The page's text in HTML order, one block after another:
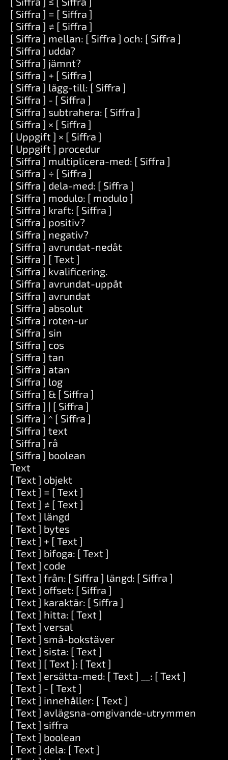
[ Siffra ] = [ Siffra ]
[ Siffra ] ≠ [ Siffra ]
[ Siffra ] mellan: [ Siffra ] och: [ Siffra ]
[ Siffra ] udda?
[ Siffra ] jämnt?
[ Siffra ] + [ Siffra ]
[ Siffra ] lägg-till: [ Siffra ]
[ Siffra ] - [ Siffra ]
[ Siffra ] subtrahera: [ Siffra ]
[ Siffra ] × [ Siffra ]
[ Uppgift ] × [ Siffra ]
[ Uppgift ] procedur
[ Siffra ] multiplicera-med: [ Siffra ]
[ Siffra ] ÷ [ Siffra ]
[ Siffra ] dela-med: [ Siffra ]
[ Siffra ] modulo: [ modulo ]
[ Siffra ] kraft: [ Siffra ]
[ Siffra ] positiv?
[ Siffra ] negativ?
[ Siffra ] avrundat-nedåt
[ Siffra ] [ Text ]
[ Siffra ] kvalificering.
[ Siffra ] avrundat-uppåt
[ Siffra ] avrundat
[ Siffra ] absolut
[ Siffra ] roten-ur
[ Siffra ] sin
[ Siffra ] cos
[ Siffra ] tan
[ Siffra ] atan
[ Siffra ] log
[ Siffra ] & [ Siffra ]
[ Siffra ] | [ Siffra ]
[ Siffra ] ^ [ Siffra ]
[ Siffra ] text
[ Siffra ] rå
[ Siffra ] boolean
Text
[ Text ] objekt
[ Text ] = [ Text ]
[ Text ] ≠ [ Text ]
[ Text ] längd
[ Text ] bytes
[ Text ] + [ Text ]
[ Text ] bifoga: [ Text ]
[ Text ] code
[ Text ] från: [ Siffra ] längd: [ Siffra ]
[ Text ] offset: [ Siffra ]
[ Text ] karaktär: [ Siffra ]
[ Text ] hitta: [ Text ]
[ Text ] versal
[ Text ] små-bokstäver
[ Text ] sista: [ Text ]
[ Text ] [ Text ]: [ Text ]
[ Text ] ersätta-med: [ Text ] __: [ Text ]
[ Text ] - [ Text ]
[ Text ] innehåller: [ Text ]
[ Text ] avlägsna-omgivande-utrymmen
[ Text ] siffra
[ Text ] boolean
[ Text ] dela: [ Text ]